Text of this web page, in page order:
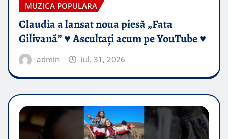
MUZICA POPULARA
Claudia a lansat noua piesă „Fata
Gilivană” ♥️ Ascultați acum pe YouTube ♥️
admin iul. 31, 2026